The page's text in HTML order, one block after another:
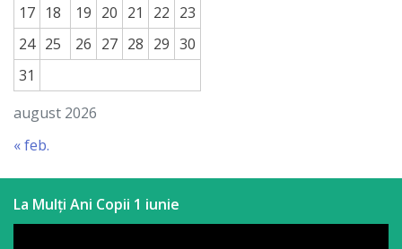
a
paginii
Contacte
august 2026
17 18 19 20 21 22 23
24 25 26 27 28 29 30
31
« feb.
La Mulți Ani Copii 1 iunie